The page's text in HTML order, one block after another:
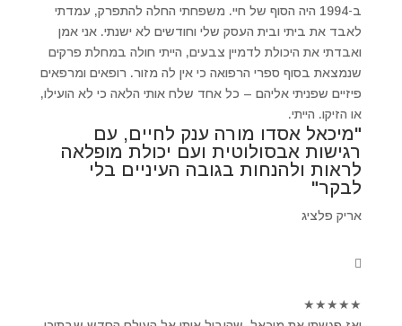
ב-1994 היה הסוף של חיי. משפחתי החלה להתפרק, עמדתי
לאבד את ביתי ובית העסק שלי וחודשים לא ישנתי. אני אמן
ואבדתי את היכולת לדמיין צבעים, הייתי חולה במחלת פרקים
שנמצאת בסוף ספרי הרפואה כי אין לה מזור. רופאים ומרפאים
פיזיים שפניתי אליהם – כל אחד שלח אותי הלאה כי לא הועילו,
או הזיקו. הייתי.
"מיכאל אסדו מורה ענק לחיים, עם
רגישות אבסולוטית ועם יכולת מופלאה
לראות ולהנחות בגובה העיניים בלי
לבקר"
אריק פלציג
★
★
★
★
★